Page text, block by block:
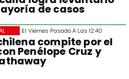
de casos
El Viernes Pasado A Las 12:40
compite por el
Penélope Cruz y